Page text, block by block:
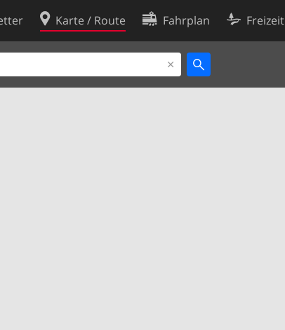
Karte / Route Fahrplan Freizeit
Cookie-Richtlinie
Cookie-Einstellungen